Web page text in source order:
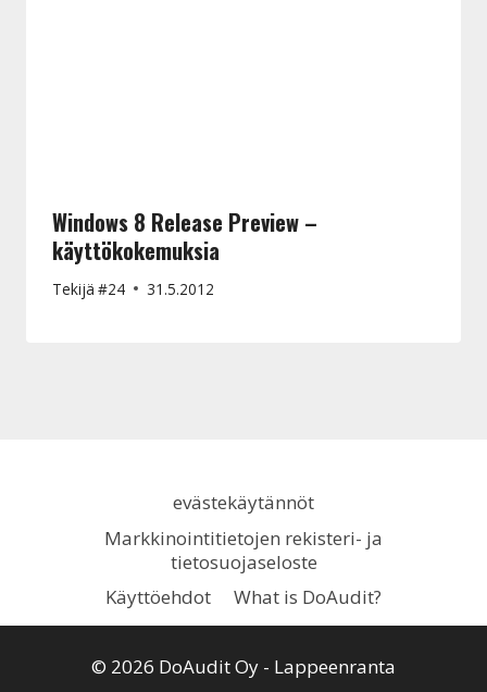
Windows 8 Release Preview –
käyttökokemuksia
Tekijä #24 31.5.2012
evästekäytännöt
Markkinointitietojen rekisteri- ja
tietosuojaseloste
Käyttöehdot
What is DoAudit?
© 2026 DoAudit Oy - Lappeenranta